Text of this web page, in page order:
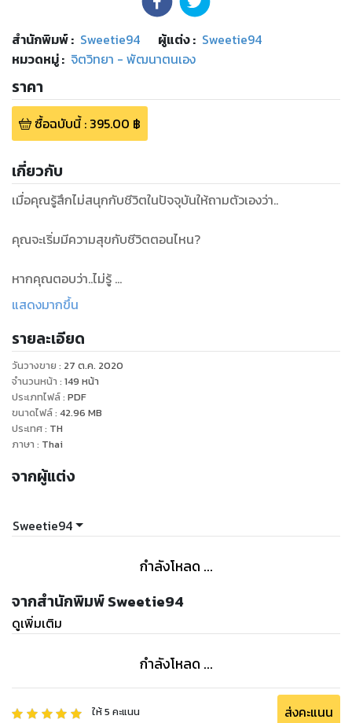
สำนักพิมพ์: Sweetie94 ผู้แต่ง : Sweetie94
หมวดหมู่: จิตวิทยา - พัฒนาตนเอง
ราคา
ซื้อฉบับนี้: 395.00 ฿
เกี่ยวกับ
เมื่อคุณรู้สึกไม่สนุกกับชีวิตในปัจจุบันให้ถามตัวเองว่า..
คุณจะเริ่มมีความสุขกับชีวิตตอนไหน?
หากคุณตอบว่า..ไม่รู้
นั่นแสดงว่าคุณกำลังใช้ชีวิตอย่างไม่มีเป้าหมายที่แท้จริง
ตอนนี้
คือเวลาที่คุณกำลังค้นพบในสิ่งที่รัก
Ep.7 สู่ความสำเร็จในชีวิตแบบBeyond Now อุบายเอาชนะใจตัว
คาดคิด ต้องอ่านจากเล่มนี้เท่านั้น!
แสดงมากขึ้น
รายละเอียด
วันวางขาย : 27 ต.ค. 2020
จำนวนหน้า : 149 หน้า
ประเภทไฟล์: PDF
ขนาดไฟล์: 42.96 MB
ประเทศ: TH
ภาษา : Thai
จากผู้แต่ง
Sweetie94
กำลังโหลด ...
จากสำนักพิมพ์ Sweetie94
ดูเพิ่มเติม
กำลังโหลด ...
ให้5 คะแนน ส่งคะแนน